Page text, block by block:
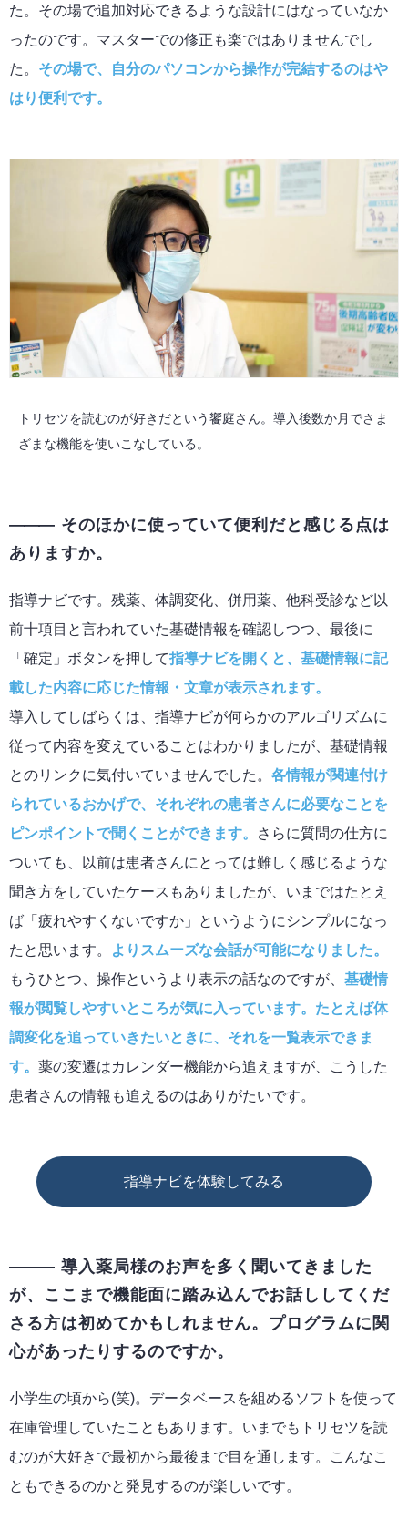
た。その場で追加対応できるような設計にはなっていなか
ったのです。マスターでの修正も楽ではありませんでし
た。 その場で、自分のパソコンから操作が完結するのはや
はり便利です。
トリセツを読むのが好きだという饗庭さん。導入後数か月でさま
ざまな機能を使いこなしている。
そのほかに使っていて便利だと感じる点は
ありますか。
指導ナビです。残薬、体調変化、併用薬、他科受診など以
前十項目と言われていた基礎情報を確認しつつ、最後に
「確定」ボタンを押して指導ナビを開くと、基礎情報に記
載した内容に応じた情報・文章が表示されます。
導入してしばらくは、指導ナビが何らかのアルゴリズムに
従って内容を変えていることはわかりましたが、基礎情報
とのリンクに気付いていませんでした。 各情報が関連付け
られているおかげで、それぞれの患者さんに必要なことを
ピンポイントで聞くことができます。
さらに質問の仕方に
ついても、以前は患者さんにとっては難しく感じるような
聞き方をしていたケースもありましたが、いまではたとえ
ば「疲れやすくないですか」というようにシンプルになっ
たと思います。
よりスムーズな会話が可能になりました。
もうひとつ、操作というより表示の話なのですが、 基礎情
報が閲覧しやすいところが気に入っています。たとえば体
調変化を追っていきたいときに、それを一覧表示できま
す。 薬の変遷はカレンダー機能から追えますが、こうした
患者さんの情報も追えるのはありがたいです。
指導ナビを体験してみる
導入薬局様のお声を多く聞いてきました
が、ここまで機能面に踏み込んでお話ししてくだ
さる方は初めてかもしれません。プログラムに関
心があったりするのですか。
小学生の頃から(笑)。データベースを組めるソフトを使って
在庫管理していたこともあります。いまでもトリセツを読
むのが大好きで最初から最後まで目を通します。こんなこ
ともできるのかと発見するのが楽しいです。